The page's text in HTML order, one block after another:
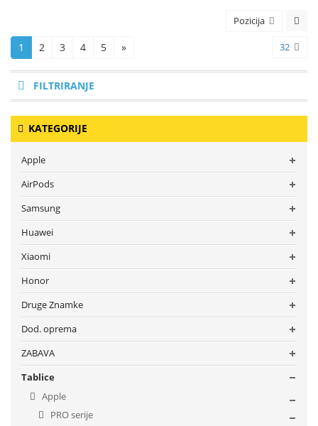
Pozicija
32
1 2 3 4 5 »
FILTRIRANJE
KATEGORIJE
Apple
AirPods
Samsung
Huawei
Xiaomi
Honor
Druge Znamke
Dod. oprema
ZABAVA
Tablice
Apple
PRO serije